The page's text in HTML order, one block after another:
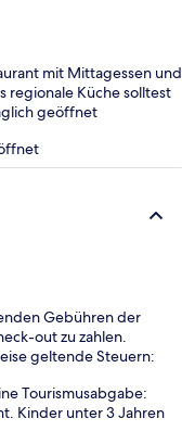
mit Mittagessen und
regionale Küche solltest
geöffnet
Gebühren der
out zu zahlen.
geltende Steuern:
Tourismusabgabe:
Kinder unter 3 Jahren